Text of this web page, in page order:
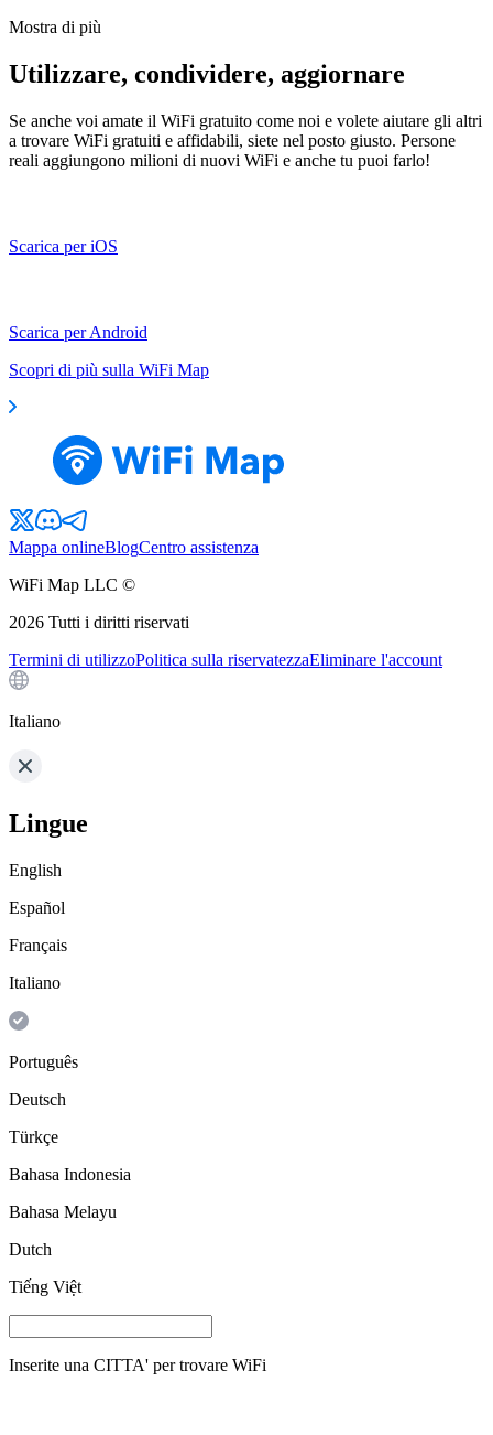
Mostra di più
Utilizzare, condividere, aggiornare
Se anche voi amate il WiFi gratuito come noi e volete aiutare gli altri
a trovare WiFi gratuiti e affidabili, siete nel posto giusto. Persone
reali aggiungono milioni di nuovi WiFi e anche tu puoi farlo!
Scarica per iOS
Scarica per Android
Scopri di più sulla WiFi Map
Mappa onlineBlogCentro assistenza
WiFi Map LLC ©
2026 Tutti i diritti riservati
Termini di utilizzoPolitica sulla riservatezzaEliminare l'account
Italiano
Lingue
English
Español
Français
Italiano
Português
Deutsch
Türkçe
Bahasa Indonesia
Bahasa Melayu
Dutch
Tiếng Việt
Inserite una CITTA' per trovare WiFi